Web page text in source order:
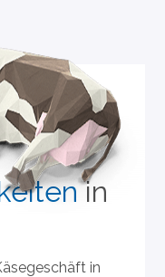
in
in